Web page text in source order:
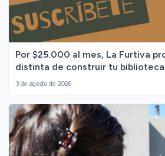
distinta de construir tu biblioteca
3 de agosto de 2026